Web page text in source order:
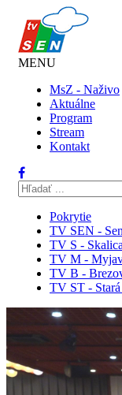
MENU
MsZ - Naživo
Aktuálne
Program
Stream
Kontakt
Pokrytie
TV SEN -
TV S - Skalica
TV M -
TV B -
TV ST - Stará